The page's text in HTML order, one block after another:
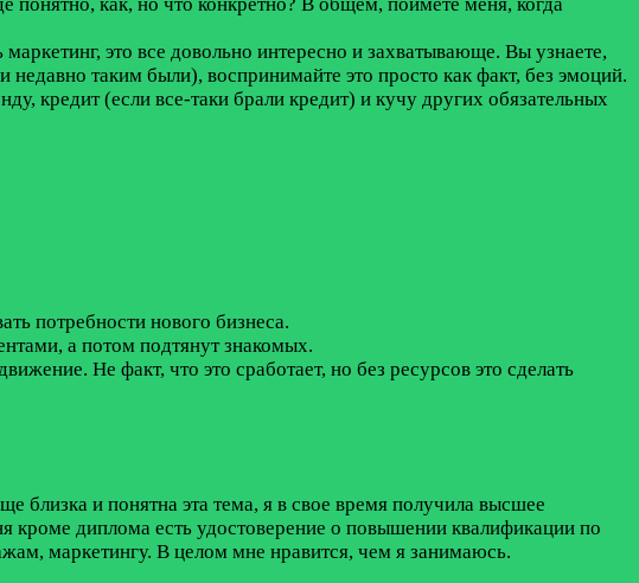
это все довольно интересно и захватывающе. Вы узнаете,
таким были), воспринимайте это просто как факт, без эмоций.
кредит (если все-таки брали кредит) и кучу других обязательных
потребности нового бизнеса.
а потом подтянут знакомых.
Не факт, что это сработает, но без ресурсов это сделать
и понятна эта тема, я в свое время получила высшее
кроме диплома есть удостоверение о повышении квалификации по
маркетингу. В целом мне нравится, чем я занимаюсь.